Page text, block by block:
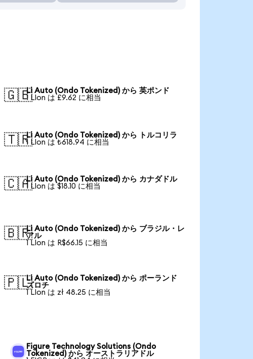
🇬🇧Li Auto (Ondo Tokenized) から 英ポンド
1 LIon は £9.62 に相当
🇹🇷Li Auto (Ondo Tokenized) から トルコリラ
1 LIon は ₺618.94 に相当
🇨🇦Li Auto (Ondo Tokenized) から カナダドル
1 LIon は $18.10 に相当
🇧🇷Li Auto (Ondo Tokenized) から ブラジル・レ
アル
1 LIon は R$66.15 に相当
🇵🇱Li Auto (Ondo Tokenized) から ポーランド
ズロチ
1 LIon は zł 48.25 に相当
Figure Technology Solutions (Ondo
Tokenized) から オーストラリアドル